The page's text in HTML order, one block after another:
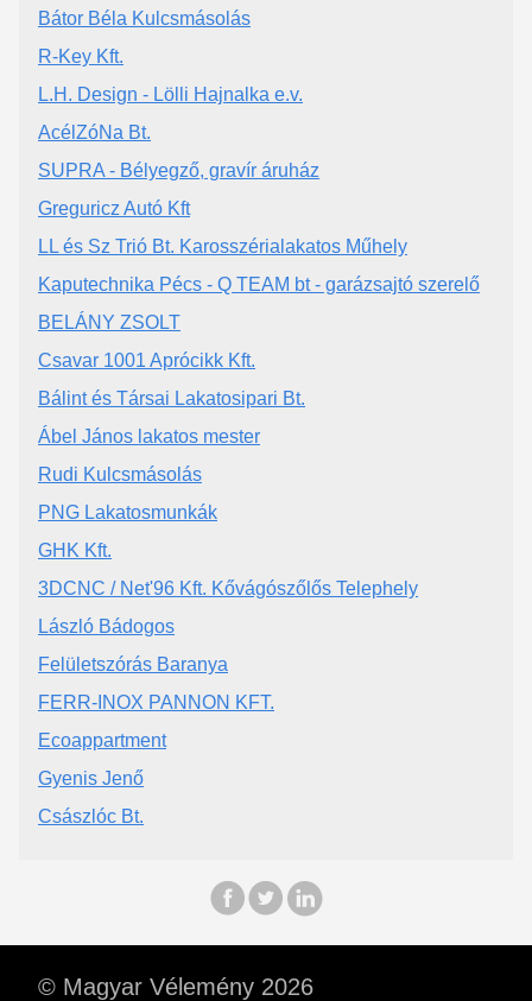
Bátor Béla Kulcsmásolás
R-Key Kft.
L.H. Design - Lölli Hajnalka e.v.
AcélZóNa Bt.
SUPRA - Bélyegző, gravír áruház
Greguricz Autó Kft
LL és Sz Trió Bt. Karosszérialakatos Műhely
Kaputechnika Pécs - Q TEAM bt - garázsajtó szerelő
BELÁNY ZSOLT
Csavar 1001 Aprócikk Kft.
Bálint és Társai Lakatosipari Bt.
Ábel János lakatos mester
Rudi Kulcsmásolás
PNG Lakatosmunkák
GHK Kft.
3DCNC / Net'96 Kft. Kővágószőlős Telephely
László Bádogos
Felületszórás Baranya
FERR-INOX PANNON KFT.
Ecoappartment
Gyenis Jenő
Császlóc Bt.
© Magyar Vélemény 2026